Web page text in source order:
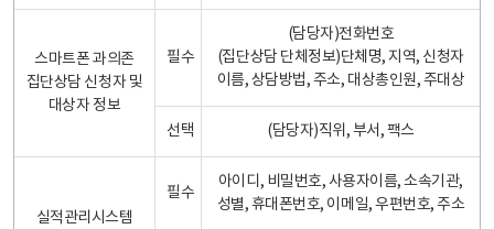
스마트폰 과의존
집단상담 신청자 및
대상자 정보
필수
(담당자)전화번호
(집단상담 단체정보)단체명, 지역, 신청자
이름, 상담방법, 주소, 대상총인원, 주대상
선택 (담당자)직위, 부서, 팩스
실적관리시스템
필수
아이디, 비밀번호, 사용자이름, 소속기관,
성별, 휴대폰번호, 이메일, 우편번호, 주소